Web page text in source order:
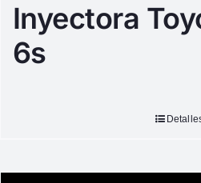
Inyectora
6s